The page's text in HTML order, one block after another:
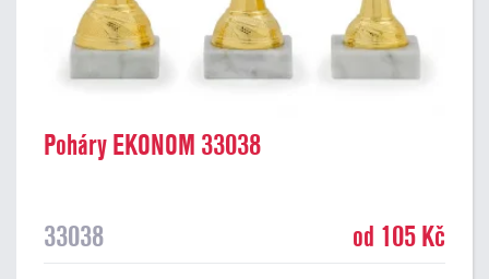
Poháry EKONOM 33038
33038 od 105 Kč